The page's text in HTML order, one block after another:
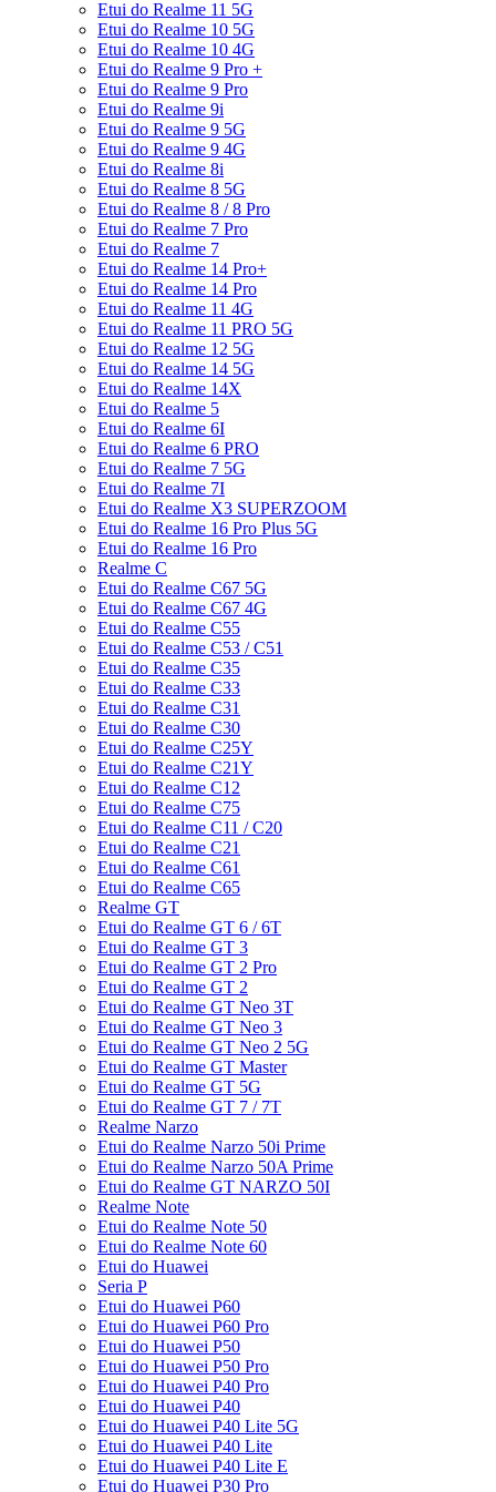
Etui do Realme 11 5G
Etui do Realme 10 5G
Etui do Realme 10 4G
Etui do Realme 9 Pro +
Etui do Realme 9 Pro
Etui do Realme 9i
Etui do Realme 9 5G
Etui do Realme 9 4G
Etui do Realme 8i
Etui do Realme 8 5G
Etui do Realme 8 / 8 Pro
Etui do Realme 7 Pro
Etui do Realme 7
Etui do Realme 14 Pro+
Etui do Realme 14 Pro
Etui do Realme 11 4G
Etui do Realme 11 PRO 5G
Etui do Realme 12 5G
Etui do Realme 14 5G
Etui do Realme 14X
Etui do Realme 5
Etui do Realme 6I
Etui do Realme 6 PRO
Etui do Realme 7 5G
Etui do Realme 7I
Etui do Realme X3 SUPERZOOM
Etui do Realme 16 Pro Plus 5G
Etui do Realme 16 Pro
Realme C
Etui do Realme C67 5G
Etui do Realme C67 4G
Etui do Realme C55
Etui do Realme C53 / C51
Etui do Realme C35
Etui do Realme C33
Etui do Realme C31
Etui do Realme C30
Etui do Realme C25Y
Etui do Realme C21Y
Etui do Realme C12
Etui do Realme C75
Etui do Realme C11 / C20
Etui do Realme C21
Etui do Realme C61
Etui do Realme C65
Realme GT
Etui do Realme GT 6 / 6T
Etui do Realme GT 3
Etui do Realme GT 2 Pro
Etui do Realme GT 2
Etui do Realme GT Neo 3T
Etui do Realme GT Neo 3
Etui do Realme GT Neo 2 5G
Etui do Realme GT Master
Etui do Realme GT 5G
Etui do Realme GT 7 / 7T
Realme Narzo
Etui do Realme Narzo 50i Prime
Etui do Realme Narzo 50A Prime
Etui do Realme GT NARZO 50I
Realme Note
Etui do Realme Note 50
Etui do Realme Note 60
Etui do Huawei
Seria P
Etui do Huawei P60
Etui do Huawei P60 Pro
Etui do Huawei P50
Etui do Huawei P50 Pro
Etui do Huawei P40 Pro
Etui do Huawei P40
Etui do Huawei P40 Lite 5G
Etui do Huawei P40 Lite
Etui do Huawei P40 Lite E
Etui do Huawei P30 Pro